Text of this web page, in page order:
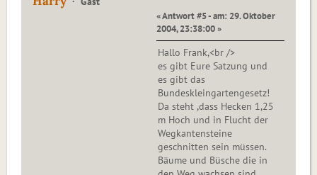
« Antwort #5 - am: 29. Oktober
2004, 23:38:00 »
Hallo Frank,<br />
es gibt Eure Satzung und
es gibt das
Bundeskleingartengesetz!
Da steht ,dass Hecken 1,25
m Hoch und in Flucht der
Wegkantensteine
geschnitten sein müssen.
Bäume und Büsche die in